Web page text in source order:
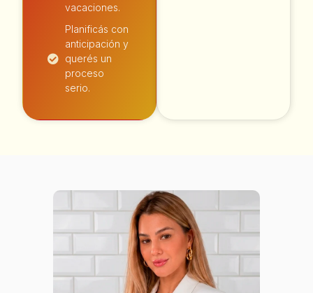
vacaciones.
Planificás con
anticipación y
querés un
proceso
serio.